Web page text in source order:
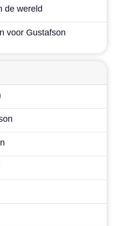
de wereld
voor Gustafson